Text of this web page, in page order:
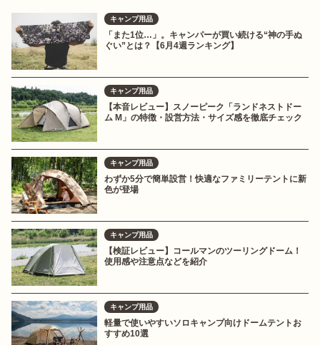
キャンプ用品
「また1位…」。キャンパーが買い続ける“神の手ぬ
ぐい”とは？【6月4週ランキング】
キャンプ用品
【本音レビュー】スノーピーク「ランドネストドー
ム M」の特徴・設営方法・サイズ感を徹底チェック
キャンプ用品
わずか5分で簡単設営！快適なファミリーテントに新
色が登場
キャンプ用品
【検証レビュー】コールマンのツーリングドーム！
使用感や注意点などを紹介
キャンプ用品
軽量で使いやすいソロキャンプ向けドームテントお
すすめ10選